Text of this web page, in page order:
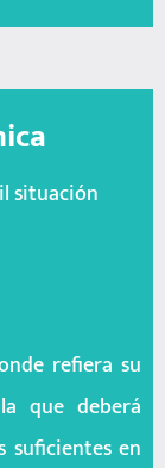
situación
refiera su
que deberá
suficientes en